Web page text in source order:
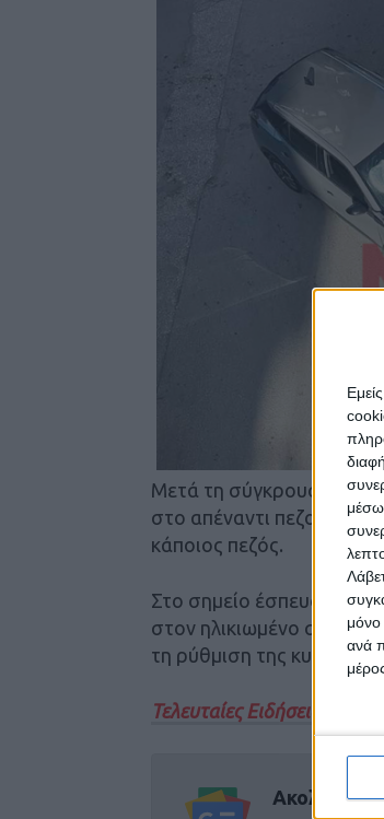
μέσω
μόνο
ανά
Μετά τη σύγκρουση, που
στο απέναντι
κάποιος πεζός.
Στο σημείο έσπευσε
στον ηλικιωμένο
τη ρύθμιση της
Τελευταίες Ειδήσεις Σήμερα